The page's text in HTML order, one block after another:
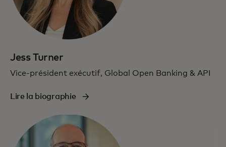
Jess Turner
Vice-président exécutif, Global Open Banking & API
Lire la biographie